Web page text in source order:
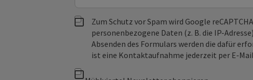
Zum Schutz vor Spam wird Google
personenbezogene Daten (z. B. die IP-
Absenden des Formulars werden die dafür
ist eine Kontaktaufnahme jederzeit per E-